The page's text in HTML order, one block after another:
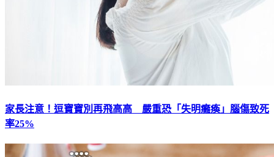
家長注意！逗寶寶別再飛高高 嚴重恐「失明癱瘓」腦傷致死
率25%